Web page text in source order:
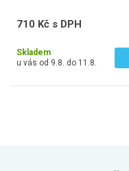
710 Kč s DPH
Skladem
u vás od 9.8. do 11.8.